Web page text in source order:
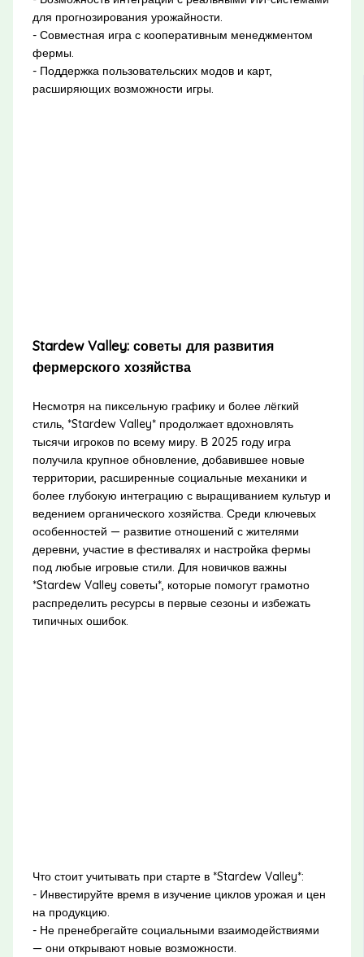
для прогнозирования урожайности.
- Совместная игра с кооперативным менеджментом
фермы.
- Поддержка пользовательских модов и карт,
расширяющих возможности игры.
Stardew Valley: советы для развития
фермерского хозяйства
Несмотря на пиксельную графику и более лёгкий
стиль, *Stardew Valley* продолжает вдохновлять
тысячи игроков по всему миру. В 2025 году игра
получила крупное обновление, добавившее новые
территории, расширенные социальные механики и
более глубокую интеграцию с выращиванием культур и
ведением органического хозяйства. Среди ключевых
особенностей — развитие отношений с жителями
деревни, участие в фестивалях и настройка фермы
под любые игровые стили. Для новичков важны
*Stardew Valley советы*, которые помогут грамотно
распределить ресурсы в первые сезоны и избежать
типичных ошибок.
Что стоит учитывать при старте в *Stardew Valley*:
- Инвестируйте время в изучение циклов урожая и цен
на продукцию.
- Не пренебрегайте социальными взаимодействиями
— они открывают новые возможности.